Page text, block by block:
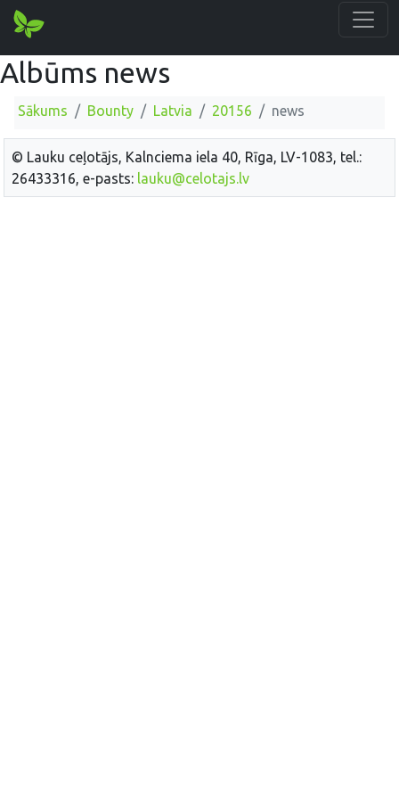
Albūms news
Sākums Bounty Latvia 20156 news
© Lauku ceļotājs, Kalnciema iela 40, Rīga, LV-1083, tel.:
26433316, e-pasts: lauku@celotajs.lv